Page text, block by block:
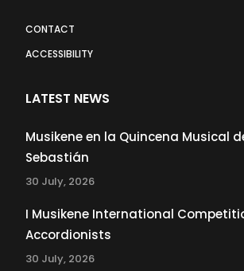
CONTACT
ACCESSIBILITY
LATEST NEWS
Musikene en la Quincena Musical
Sebastián
30 July, 2026
I Musikene International
Accordionists
30 July, 2026